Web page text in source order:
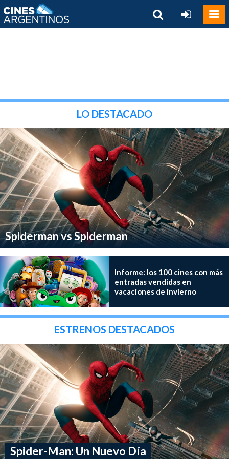
LO DESTACADO
Spiderman vs Spiderman
Informe: los 100 cines con más
entradas vendidas en
vacaciones de invierno
ESTRENOS DESTACADOS
Spider-Man: Un Nuevo Día